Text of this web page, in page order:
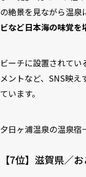
の絶景を見ながら温泉
ビなど日本海の味覚を
ビーチに設置されてい
メントなど、SNS映
ています。
夕日ヶ浦温泉の温泉宿
【7位】滋賀県／